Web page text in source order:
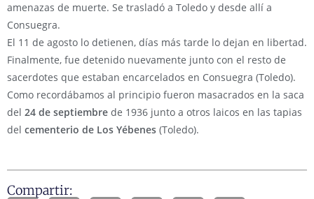
amenazas de muerte. Se trasladó a Toledo y desde allí a
Consuegra.
El 11 de agosto lo detienen, días más tarde lo dejan en libertad.
Finalmente, fue detenido nuevamente junto con el resto de
sacerdotes que estaban encarcelados en Consuegra (Toledo).
Como recordábamos al principio fueron masacrados en la saca
del 24 de septiembre de 1936 junto a otros laicos en las tapias
del cementerio de Los Yébenes (Toledo).
Compartir: